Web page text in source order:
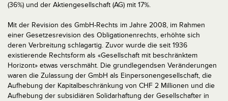
(36%) und der Aktiengesellschaft (AG) mit 17%.
Mit der Revision des GmbH-Rechts im Jahre 2008, im Rahmen
einer Gesetzesrevision des Obligationenrechts, erhöhte sich
deren Verbreitung schlagartig. Zuvor wurde die seit 1936
existierende Rechtsform als «Gesellschaft mit beschränktem
Horizont» etwas verschmäht. Die grundlegendsen Veränderungen
waren die Zulassung der GmbH als Einpersonengesellschaft, die
Aufhebung der Kapitalbeschränkung von CHF 2 Millionen und die
Aufhebung der subsidiären Solidarhaftung der Gesellschafter in